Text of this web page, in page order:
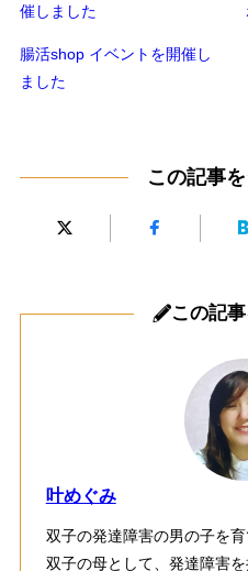
催しました
腸活shop イベントを開催し
ました
この記事
この記
叶めぐみ
双子の発達障害の男の子を
双子の母として、発達障害